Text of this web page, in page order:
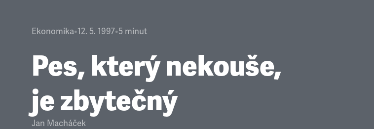
Ekonomika•12. 5. 1997•5 minut
Pes, který nekouše,
je zbytečný
Jan Macháček